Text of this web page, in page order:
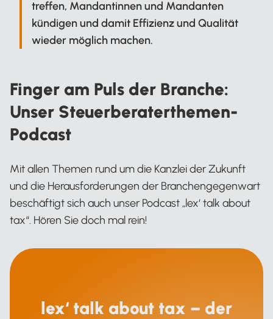
treffen, Mandantinnen und Mandanten
kündigen und damit Effizienz und Qualität
wieder möglich machen.
Finger am Puls der Branche:
Unser Steuerberaterthemen-
Podcast
Mit allen Themen rund um die Kanzlei der Zukunft
und die Herausforderungen der Branchengegenwart
beschäftigt sich auch unser Podcast „lex‘ talk about
tax“. Hören Sie doch mal rein!
lex‘ talk about tax – der